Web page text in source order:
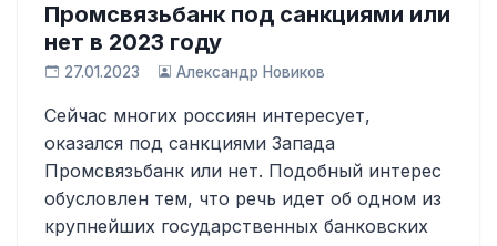
Промсвязьбанк под санкциями или
нет в 2023 году
27.01.2023 Александр Новиков
Сейчас многих россиян интересует,
оказался под санкциями Запада
Промсвязьбанк или нет. Подобный интерес
обусловлен тем, что речь идет об одном из
крупнейших государственных банковских